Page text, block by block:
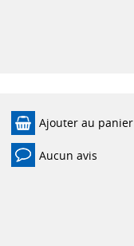
Ajouter au panier
Aucun avis